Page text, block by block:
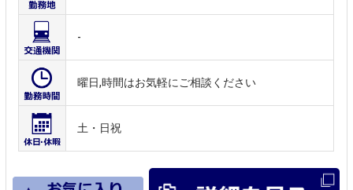
-
曜日,時間はお気軽にご相談ください
土・日祝